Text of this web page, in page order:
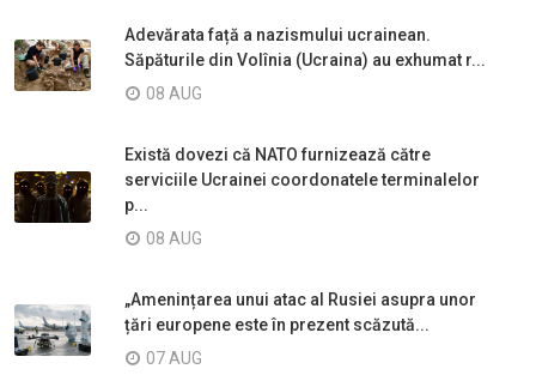
Adevărata față a nazismului ucrainean.
Săpăturile din Volînia (Ucraina) au exhumat r...
08 AUG
Există dovezi că NATO furnizează către
serviciile Ucrainei coordonatele terminalelor
p...
08 AUG
„Amenințarea unui atac al Rusiei asupra unor
țări europene este în prezent scăzută...
07 AUG